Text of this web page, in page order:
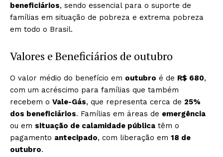
beneficiários, sendo essencial para o suporte de
famílias em situação de pobreza e extrema pobreza
em todo o Brasil.
Valores e Beneficiários de outubro
O valor médio do benefício em outubro é de R$ 680,
com um acréscimo para famílias que também
recebem o Vale-Gás, que representa cerca de 25%
dos beneficiários. Famílias em áreas de emergência
ou em situação de calamidade pública têm o
pagamento antecipado, com liberação em 18 de
outubro.